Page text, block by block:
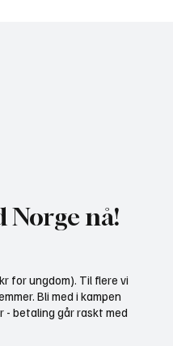
Norge nå!
for ungdom). Til flere vi
Bli med i kampen
- betaling går raskt med